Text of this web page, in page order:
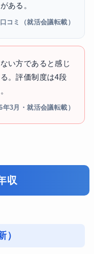
ある。
コミ（就活会議転載）
い方であると感じ
。評価制度は4段
3月・就活会議転載）
収
）